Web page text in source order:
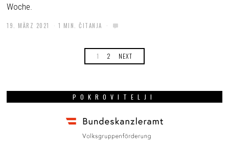
Woche.
19. MÄRZ 2021 1 MIN. ČITANJA
1 2 NEXT
POKROVITELJI